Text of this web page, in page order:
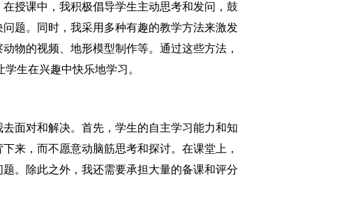
课中，我积极倡导学生主动思考和发问，鼓
题。同时，我采用多种有趣的教学方法来激发
物的视频、地形模型制作等。通过这些方法，
生在兴趣中快乐地学习。
对和解决。首先，学生的自主学习能力和知
来，而不愿意动脑筋思考和探讨。在课堂上，
。除此之外，我还需要承担大量的备课和评分